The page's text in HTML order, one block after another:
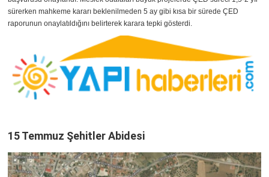
sürerken mahkeme kararı beklenilmeden 5 ay gibi kısa bir sürede ÇED
raporunun onaylatıldığını belirterek karara tepki gösterdi.
15 Temmuz Şehitler Abidesi